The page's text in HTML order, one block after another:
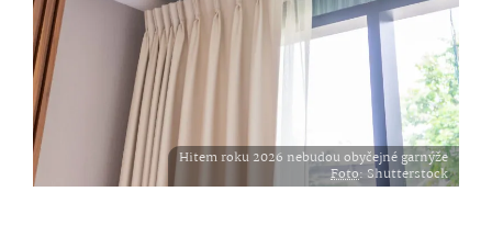
Hitem roku 2026 nebudou obyčejné garnýže
Foto: Shutterstock